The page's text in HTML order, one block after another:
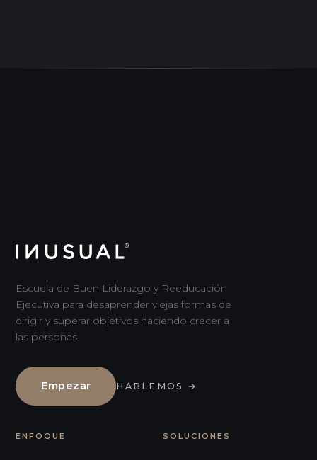
Escuela de Buen Liderazgo y Reeducación
Ejecutiva para desaprender viejas formas de
dirigir y superar objetivos haciendo crecer a
las personas.
Empezar HABLEMOS →
ENFOQUE SOLUCIONES